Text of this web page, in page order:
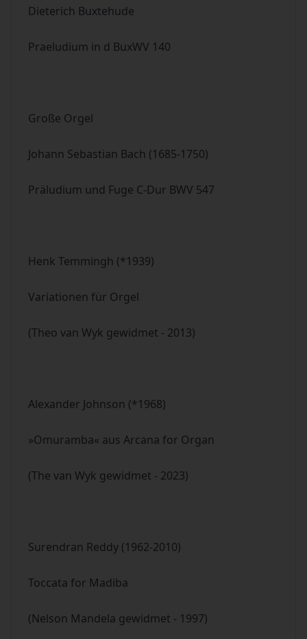
Dieterich Buxtehude
Praeludium in d BuxWV 140
Große Orgel
Johann Sebastian Bach (1685-1750)
Präludium und Fuge C-Dur BWV 547
Henk Temmingh (*1939)
Variationen für Orgel
(Theo van Wyk gewidmet - 2013)
Alexander Johnson (*1968)
»Omuramba« aus Arcana for Organ
(The van Wyk gewidmet - 2023)
Surendran Reddy (1962-2010)
Toccata for Madiba
(Nelson Mandela gewidmet - 1997)